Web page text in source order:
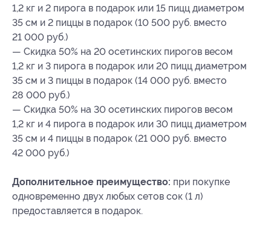
1,2 кг и 2 пирога в подарок или 15 пицц диаметром
35 см и 2 пиццы в подарок (10 500 руб. вместо
21 000 руб.)
— Скидка 50% на 20 осетинских пирогов весом
1,2 кг и 3 пирога в подарок или 20 пицц диаметром
35 см и 3 пиццы в подарок (14 000 руб. вместо
28 000 руб.)
— Скидка 50% на 30 осетинских пирогов весом
1,2 кг и 4 пирога в подарок или 30 пицц диаметром
35 см и 4 пиццы в подарок (21 000 руб. вместо
42 000 руб.)
Дополнительное преимущество: при покупке
одновременно двух любых сетов сок (1 л)
предоставляется в подарок.